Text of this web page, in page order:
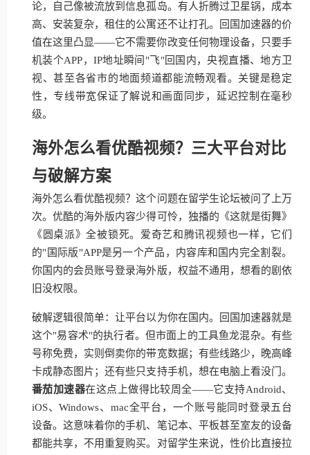
论，自己像被流放到信息孤岛。有人折腾过卫星锅，成本
高、安装复杂，租住的公寓还不让打孔。回国加速器的价
值在这里凸显——它不需要你改变任何物理设备，只要手
机装个APP，IP地址瞬间"飞"回国内，央视直播、地方卫
视、甚至各省市的地面频道都能流畅观看。关键是稳定
性，专线带宽保证了解说和画面同步，延迟控制在毫秒
级。
海外怎么看优酷视频？三大平台对比
与破解方案
海外怎么看优酷视频？这个问题在留学生论坛被问了上万
次。优酷的海外版内容少得可怜，独播的《这就是街舞》
《圆桌派》全被锁死。爱奇艺和腾讯视频也一样，它们
的"国际版"APP是另一个产品，内容库和国内完全割裂。
你国内的会员账号登录海外版，权益不通用，想看的剧依
旧没权限。
破解逻辑很简单：让平台以为你在国内。回国加速器就是
这个"易容术"的执行者。但市面上的工具鱼龙混杂。有些
号称免费，实则倒卖你的带宽数据；有些线路少，晚高峰
卡成静态图片；还有些只支持手机，想在电脑上看没门。
番茄加速器在这点上做得比较周全——它支持Android、
iOS、Windows、mac全平台，一个账号能同时登录五台
设备。这意味着你的手机、笔记本、平板甚至室友的设备
都能共享，不用重复购买。对留学生来说，性价比直接拉